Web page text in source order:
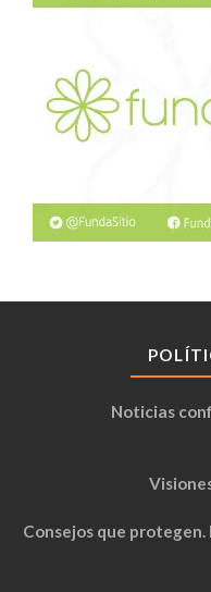
Noticias
Consejos que protegen.